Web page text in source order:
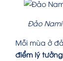
Đảo
Mỗi mùa ở
điểm lý